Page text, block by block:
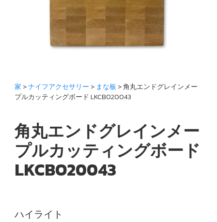
家 >ナイフアクセサリー > まな板> 角丸エンドグレインメー
プルカッティングボード LKCBO20043
角丸エンドグレインメー
プルカッティングボード
LKCBO20043
ハイライト